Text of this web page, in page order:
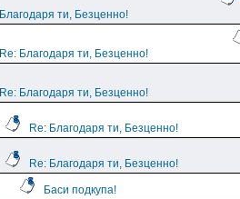
Благодаря ти, Безценно!
Re: Благодаря ти, Безценно!
Re: Благодаря ти, Безценно!
Re: Благодаря ти, Безценно!
Re: Благодаря ти, Безценно!
Баси подкупа!